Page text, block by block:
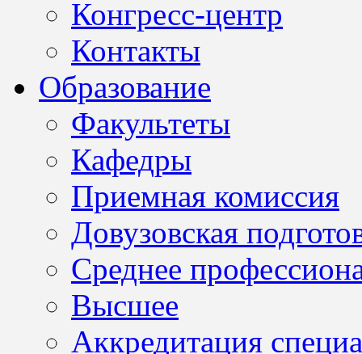
Конгресс-центр
Контакты
Образование
Факультеты
Кафедры
Приемная комиссия
Довузовская
Среднее
Высшее
Аккредитация